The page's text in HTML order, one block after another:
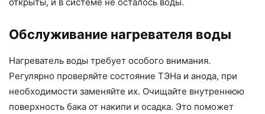
Обслуживание нагревателя воды
Нагреватель воды требует особого внимания.
Регулярно проверяйте состояние ТЭНа и анода, при
необходимости заменяйте их. Очищайте внутреннюю
поверхность бака от накипи и осадка. Это поможет